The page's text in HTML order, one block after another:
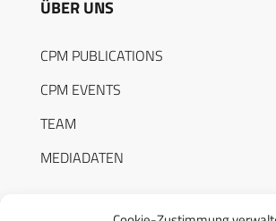
ÜBER UNS
CPM PUBLICATIONS
CPM EVENTS
TEAM
MEDIADATEN